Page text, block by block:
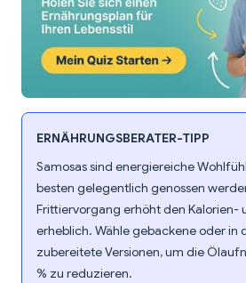
ERNÄHRUNGSBERATER-TIPP
Samosas sind energiereiche
besten gelegentlich genossen
Frittiervorgang erhöht den Kalorien-
erheblich. Wähle gebackene oder in
zubereitete Versionen, um die
% zu reduzieren.